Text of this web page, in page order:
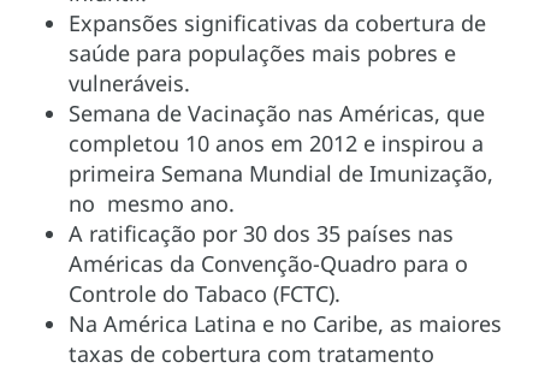
Expansões significativas da cobertura de
saúde para populações mais pobres e
vulneráveis.
Semana de Vacinação nas Américas, que
completou 10 anos em 2012 e inspirou a
primeira Semana Mundial de Imunização,
no mesmo ano.
A ratificação por 30 dos 35 países nas
Américas da Convenção-Quadro para o
Controle do Tabaco (FCTC).
Na América Latina e no Caribe, as maiores
taxas de cobertura com tratamento